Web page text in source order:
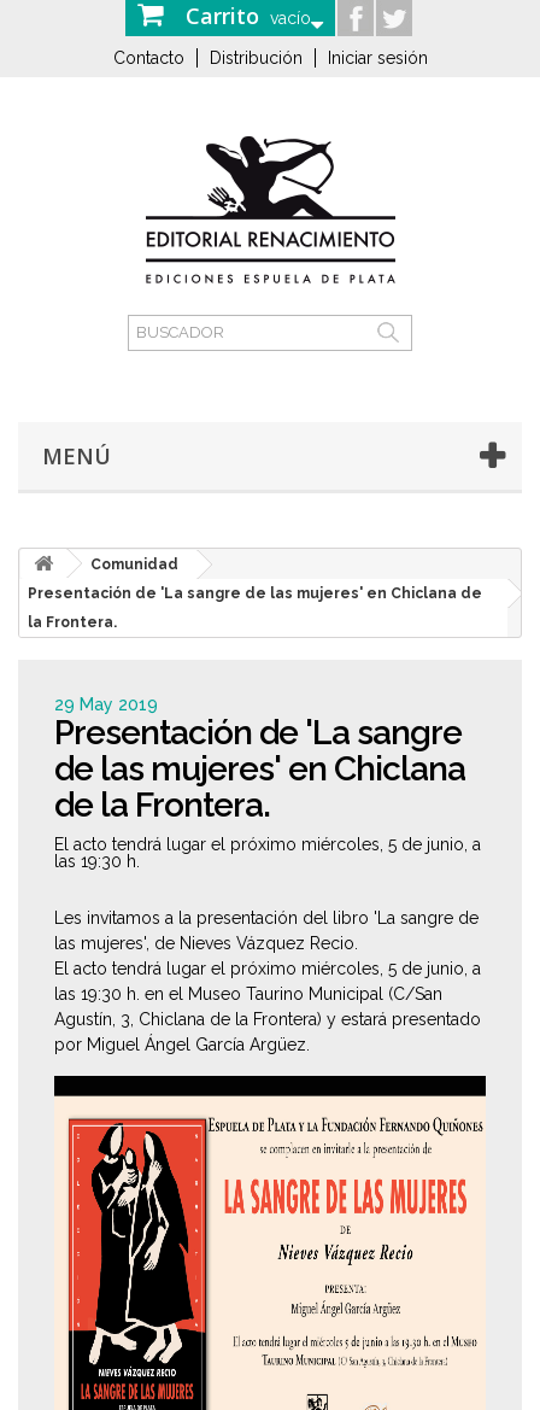
Carrito vacío
Contacto Distribución Iniciar sesión
MENÚ
Comunidad
Presentación de 'La sangre de las mujeres' en Chiclana de
la Frontera.
29 May 2019
Presentación de 'La sangre
de las mujeres' en Chiclana
de la Frontera.
El acto tendrá lugar el próximo miércoles, 5 de junio, a
las 19:30 h.
Les invitamos a la presentación del libro 'La sangre de
las mujeres', de Nieves Vázquez Recio.
El acto tendrá lugar el próximo miércoles, 5 de junio, a
las 19:30 h. en el Museo Taurino Municipal (C/San
Agustín, 3, Chiclana de la Frontera) y estará presentado
por Miguel Ángel García Argüez.